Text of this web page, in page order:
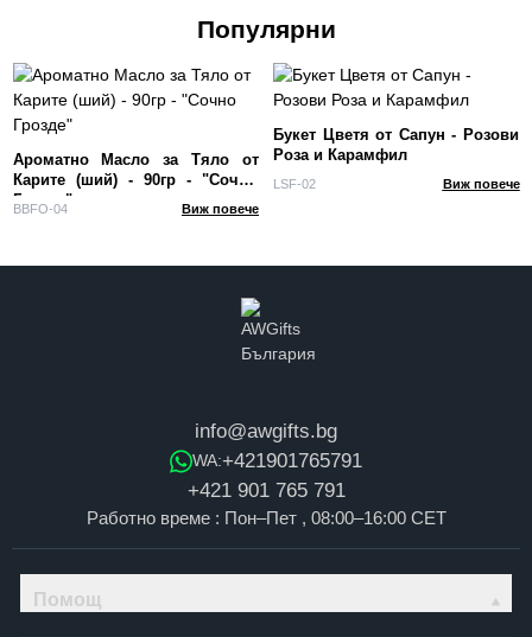
Популярни
Ароматно Масло за Тяло от
Карите (ший) - 90гр - "Сочно
Грозде"
BBFO-04 Виж повече
Букет Цветя от Сапун - Розови
Роза и Карамфил
LSF-02 Виж повече
info@awgifts.bg
WA:+421901765791
+421 901 765 791
Работно време : Пон–Пет , 08:00–16:00 CET
Помощ